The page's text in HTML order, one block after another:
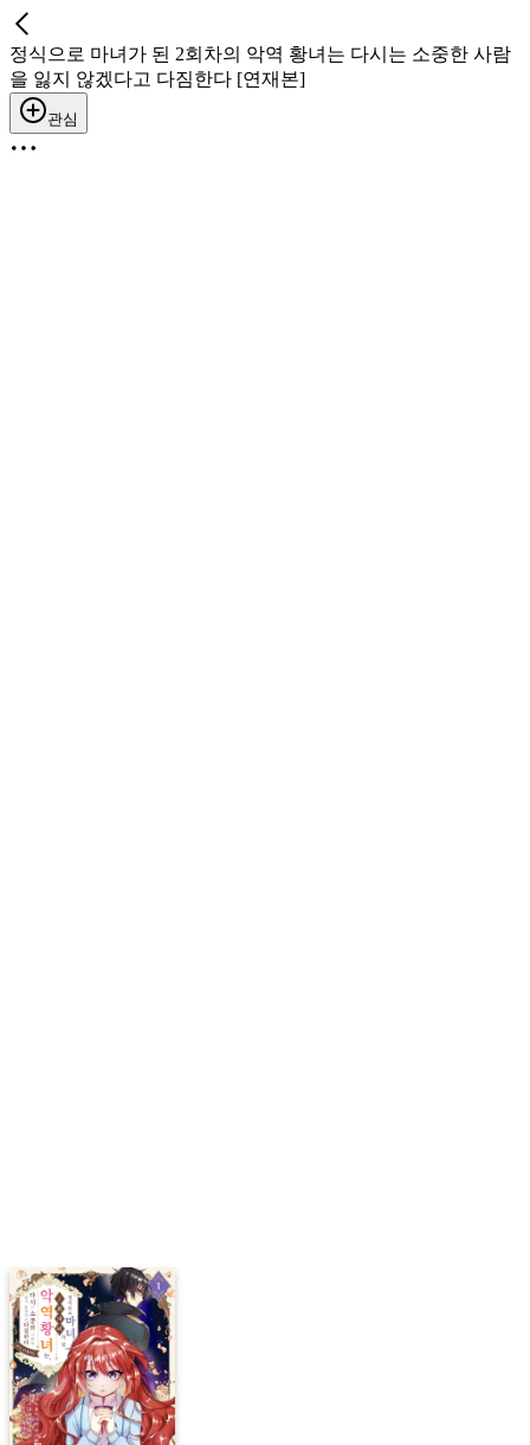
정식으로 마녀가 된 2회차의 악역 황녀는 다시는 소중한 사람
을 잃지 않겠다고 다짐한다 [연재본]
관심